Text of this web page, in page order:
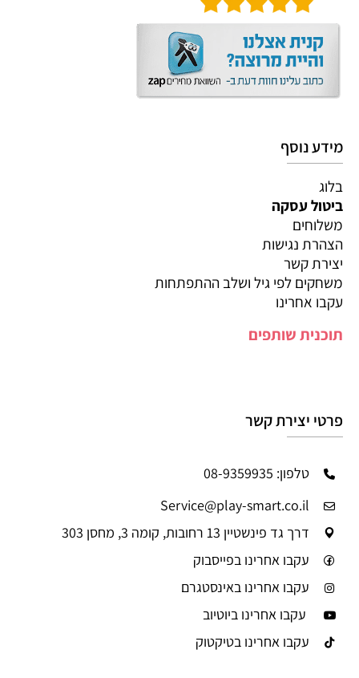
מידע נוסף
בלוג
ביטול עסקה
משלוחים
הצהרת נגישות
יצירת קשר
משחקים לפי גיל ושלב ההתפתחות
עקבו אחרינו
תוכנית שותפים
פרטי יצירת קשר
טלפון: 08-9359935
Service@play-smart.co.il
דרך גד פינשטיין 13 רחובות, קומה 3, מחסן 303
עקבו אחרינו בפייסבוק
עקבו אחרינו באינסטגרם
עקבו אחרינו ביוטיוב
עקבו אחרינו בטיקטוק